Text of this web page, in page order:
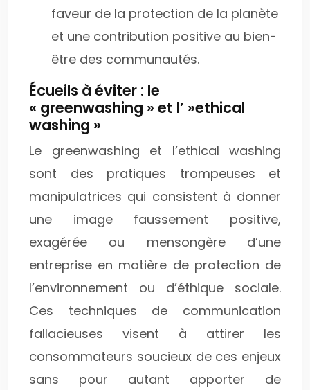
faveur de la protection de la planète
et une contribution positive au bien-
être des communautés.
Écueils à éviter : le
« greenwashing » et l’ »ethical
washing »
Le greenwashing et l’ethical washing
sont des pratiques trompeuses et
manipulatrices qui consistent à donner
une image faussement positive,
exagérée ou mensongère d’une
entreprise en matière de protection de
l’environnement ou d’éthique sociale.
Ces techniques de communication
fallacieuses visent à attirer les
consommateurs soucieux de ces enjeux
sans pour autant apporter de